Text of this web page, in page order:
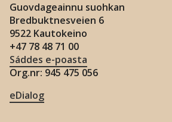
Guovdageainnu suohkan
Bredbuktnesveien 6
9522 Kautokeino
+47 78 48 71 00
Sáddes e-poasta
Org.nr: 945 475 056
eDialog